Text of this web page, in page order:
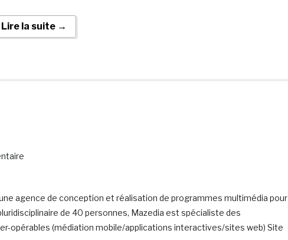
Lire la suite →
agence de conception et réalisation de programmes multimédia pour
de 40 personnes, Mazedia est spécialiste des
opérables (médiation mobile/applications interactives/sites web) Site